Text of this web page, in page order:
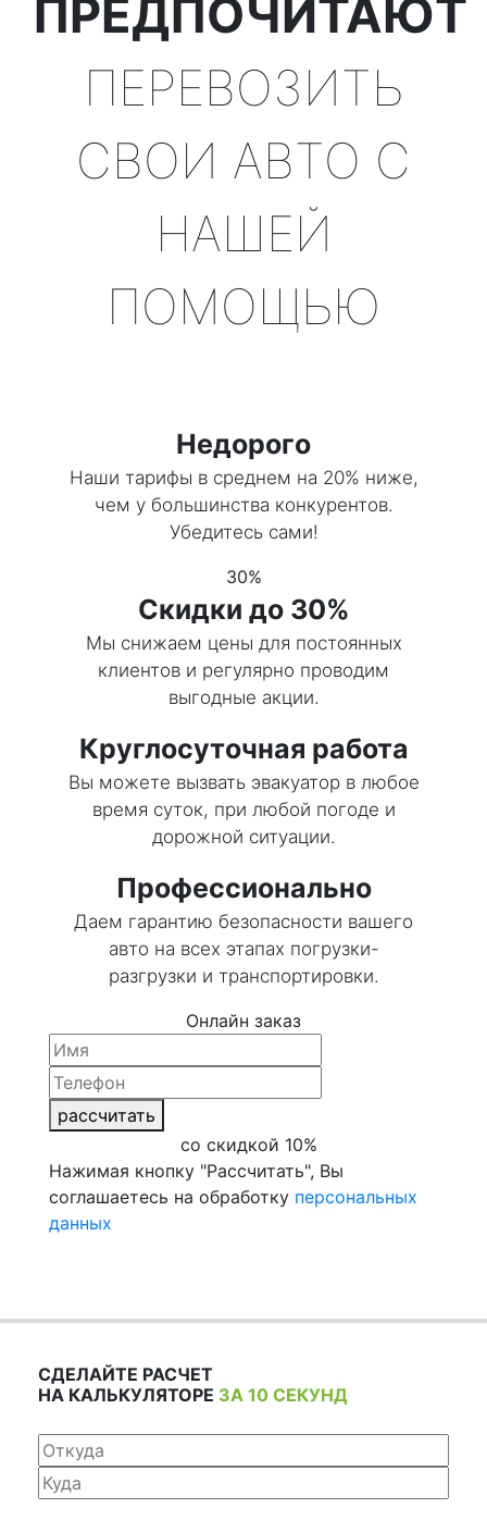
ПРЕДПОЧИТАЮТ
ПЕРЕВОЗИТЬ
СВОИ АВТО С
НАШЕЙ
ПОМОЩЬЮ
Недорого
Наши тарифы в среднем на 20% ниже,
чем у большинства конкурентов.
Убедитесь сами!
30%
Скидки до 30%
Мы снижаем цены для постоянных
клиентов и регулярно проводим
выгодные акции.
Круглосуточная работа
Вы можете вызвать эвакуатор в любое
время суток, при любой погоде и
дорожной ситуации.
Профессионально
Даем гарантию безопасности вашего
авто на всех этапах погрузки-
разгрузки и транспортировки.
Онлайн заказ
рассчитать
со скидкой 10%
Нажимая кнопку "Рассчитать", Вы
соглашаетесь на обработку персональных
данных
СДЕЛАЙТЕ РАСЧЕТ
НА КАЛЬКУЛЯТОРЕ ЗА 10 СЕКУНД